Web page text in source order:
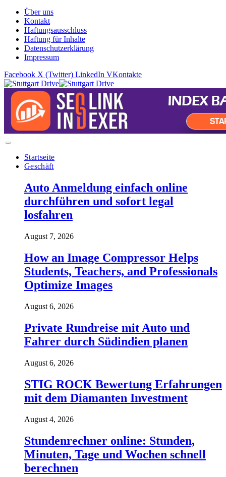
Über uns
Kontakt
Haftungsausschluss
Haftung für Inhalte
Datenschutzerklärung
Impressum
Facebook X (Twitter) LinkedIn VKontakte
Startseite
Geschäft
Auto Anmeldung einfach online
durchführen und sofort legal
losfahren
August 7, 2026
How an Image Compressor Helps
Students, Teachers, and Professionals
Optimize Images
August 6, 2026
Private Rundreise mit Auto und
Fahrer durch Südindien planen
August 6, 2026
STIG ROCK Bewertung Erfahrungen
mit dem Diamanten Investment
August 4, 2026
Stundenrechner online: Stunden,
Minuten, Tage und Wochen schnell
berechnen